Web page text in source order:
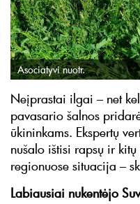
Asociatyvi nuotr.
Neįprastai ilgai – net
pavasario šalnos
ūkininkams. Ekspertų
nušalo ištisi rapsų ir
regionuose situacija –
Labiausiai nukentėjo